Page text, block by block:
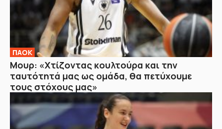
ΠΑΟΚ
Μουρ: «Χτίζοντας κουλτούρα και την
ταυτότητά μας ως ομάδα, θα πετύχουμε
τους στόχους μας»